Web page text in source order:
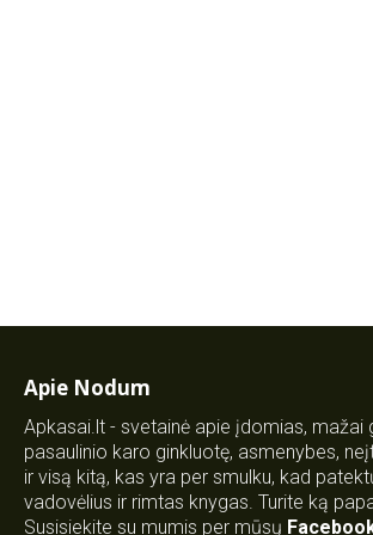
Apie Nodum
Apkasai.lt - svetainė apie įdomias, mažai
pasaulinio karo ginkluotę, asmenybes,
ir visą kitą, kas yra per smulku, kad
vadovėlius ir rimtas knygas. Turite ką
Susisiekite su mumis per mūsų